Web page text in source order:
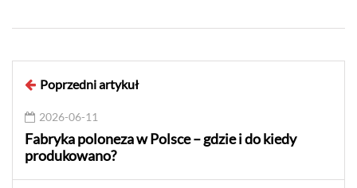
Poprzedni artykuł
2026-06-11
Fabryka poloneza w Polsce – gdzie i do kiedy
produkowano?